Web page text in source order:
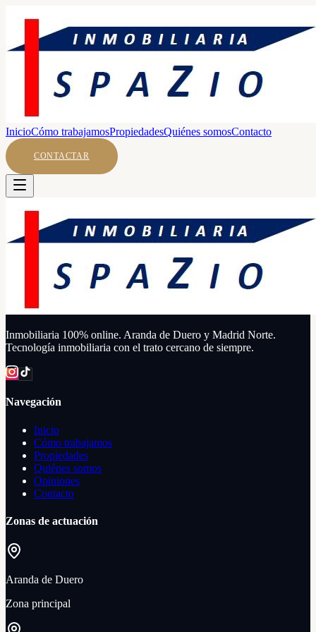
InicioCómo trabajamosPropiedadesQuiénes somosContacto
CONTACTAR
Inmobiliaria 100% online. Aranda de Duero y Madrid Norte.
Tecnología inmobiliaria con el trato cercano de siempre.
Navegación
Inicio
Cómo trabajamos
Propiedades
Quiénes somos
Opiniones
Contacto
Zonas de actuación
Aranda de Duero
Zona principal